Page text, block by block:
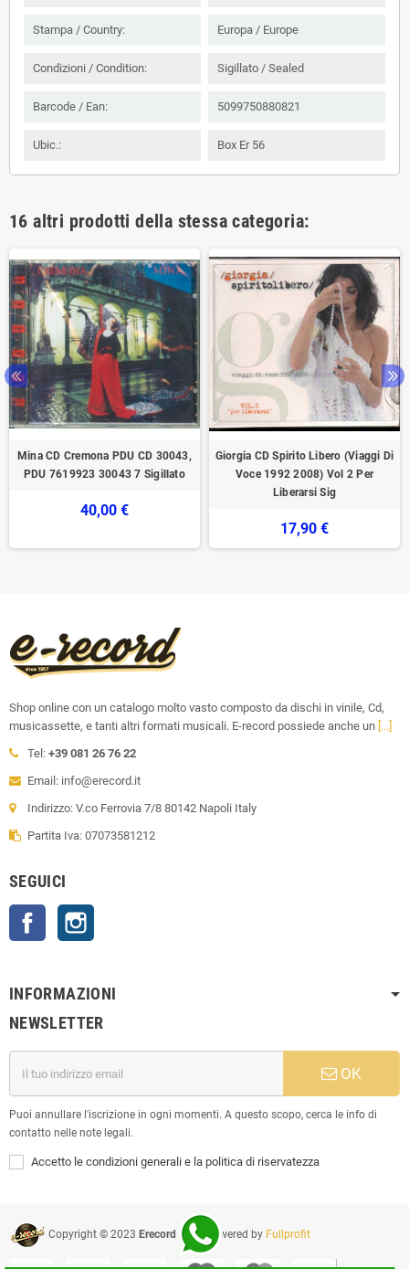
Stampa / Country: Europa / Europe
Condizioni / Condition: Sigillato / Sealed
Barcode / Ean: 5099750880821
Ubic.: Box Er 56
16 altri prodotti della stessa categoria:
Mina CD Cremona PDU ‎CD 30043,
PDU ‎7619923 30043 7 Sigillato
40,00 €
Giorgia CD Spirito Libero (Viaggi Di
Voce 1992 2008) Vol 2 Per
Liberarsi Sig
17,90 €
Shop online con un catalogo molto vasto composto da dischi in vinile, Cd,
musicassette, e tanti altri formati musicali. E-record possiede anche un [...]
Tel: +39 081 26 76 22
Email: info@erecord.it
Indirizzo: V.co Ferrovia 7/8 80142 Napoli Italy
Partita Iva: 07073581212
SEGUICI
Facebook
INFORMAZIONI
NEWSLETTER
OK
Puoi annullare l'iscrizione in ogni momenti. A questo scopo, cerca le info di
contatto nelle note legali.
Accetto le condizioni generali e la politica di riservatezza
Copyright © 2023 Erecord Srl| Powered by Fullprofit